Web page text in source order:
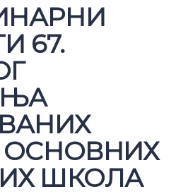
67.
ОСНОВНИХ
ШКОЛА